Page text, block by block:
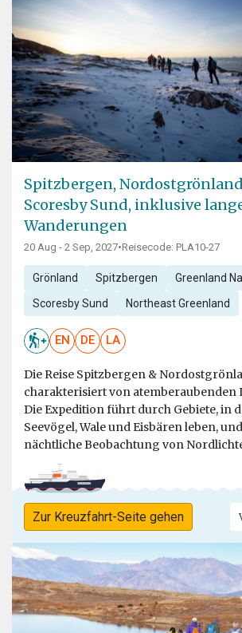
Spitzbergen,
Scoresby Sund, inklusive
Wanderungen
20 Aug - 2 Sep, 2027•Reisecode: PLA10-27
Grönland Spitzbergen Greenland
Scoresby Sund Northeast Greenland
EN DE LA
Die Reise Spitzbergen &
charakterisiert von atemberaubenden
Die Expedition führt durch Gebiete, in
Seevögel, Wale und Eisbären leben,
nächtliche Beobachtung von
Zur Kreuzfahrt-Seite gehen